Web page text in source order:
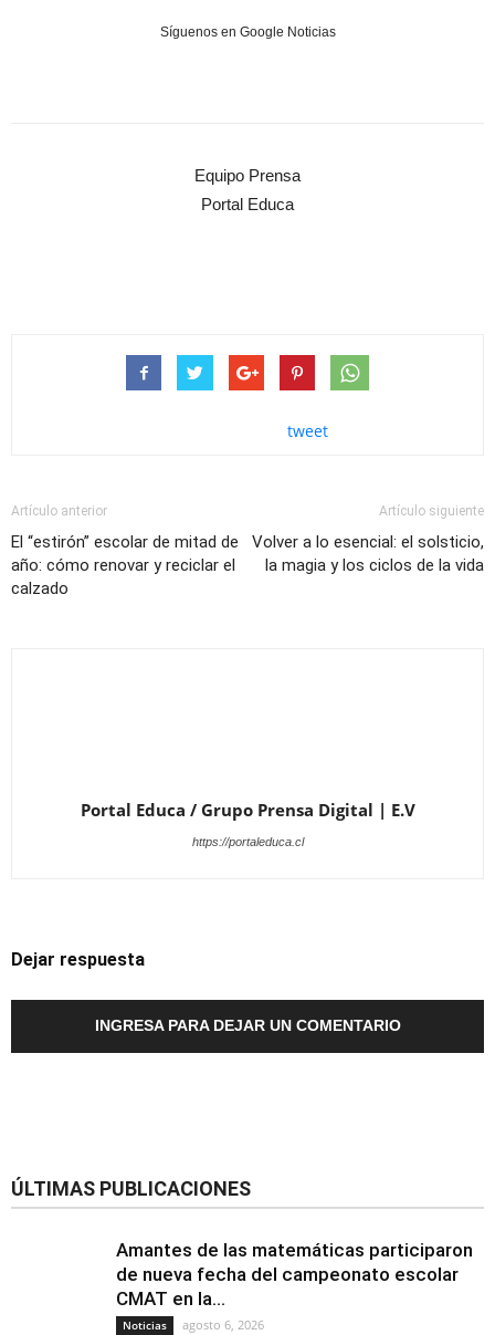
Síguenos en Google Noticias
Equipo Prensa
Portal Educa
tweet
Artículo anterior
El “estirón” escolar de mitad de
año: cómo renovar y reciclar el
calzado
Artículo siguiente
Volver a lo esencial: el solsticio,
la magia y los ciclos de la vida
Portal Educa / Grupo Prensa Digital | E.V
https://portaleduca.cl
Dejar respuesta
INGRESA PARA DEJAR UN COMENTARIO
ÚLTIMAS PUBLICACIONES
Amantes de las matemáticas participaron
de nueva fecha del campeonato escolar
CMAT en la...
Noticias agosto 6, 2026